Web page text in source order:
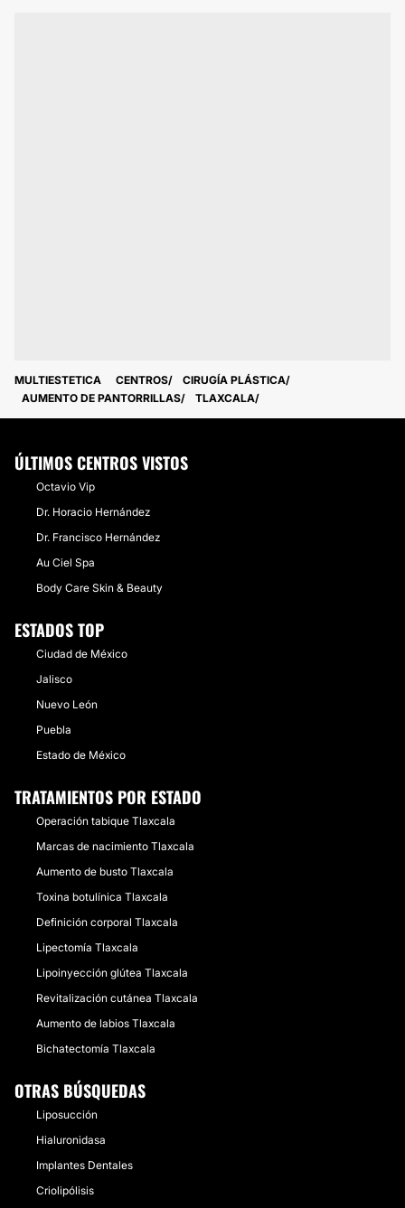
MULTIESTETICA CENTROS
CIRUGÍA PLÁSTICA
AUMENTO DE PANTORRILLAS
TLAXCALA
ÚLTIMOS CENTROS VISTOS
Octavio Vip
Dr. Horacio Hernández
Dr. Francisco Hernández
Au Ciel Spa
Body Care Skin & Beauty
ESTADOS TOP
Ciudad de México
Jalisco
Nuevo León
Puebla
Estado de México
TRATAMIENTOS POR ESTADO
Operación tabique Tlaxcala
Marcas de nacimiento Tlaxcala
Aumento de busto Tlaxcala
Toxina botulínica Tlaxcala
Definición corporal Tlaxcala
Lipectomía Tlaxcala
Lipoinyección glútea Tlaxcala
Revitalización cutánea Tlaxcala
Aumento de labios Tlaxcala
Bichatectomía Tlaxcala
OTRAS BÚSQUEDAS
Liposucción
Hialuronidasa
Implantes Dentales
Criolipólisis